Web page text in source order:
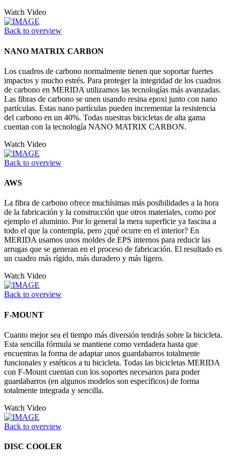
Watch Video
Back to overview
NANO MATRIX CARBON
Los cuadros de carbono normalmente tienen que soportar fuertes
impactos y mucho estrés. Para proteger la integridad de los cuadros
de carbono en MERIDA utilizamos las tecnologías más avanzadas.
Las fibras de carbono se unen usando resina epoxi junto con nano
partículas. Estas nano partículas pueden incrementar la resistencia
del carbono en un 40%. Todas nuestras bicicletas de alta gama
cuentan con la tecnología NANO MATRIX CARBON.
Watch Video
Back to overview
AWS
La fibra de carbono ofrece muchísimas más posibilidades a la hora
de la fabricación y la construcción que otros materiales, como por
ejemplo el aluminio. Por lo general la mera superficie ya fascina a
todo el que la contempla, pero ¿qué ocurre en el interior? En
MERIDA usamos unos moldes de EPS internos para reducir las
arrugas que se generan en el proceso de fabricación. El resultado es
un cuadro más rígido, más duradero y más ligero.
Watch Video
Back to overview
F-MOUNT
Cuanto mejor sea el tiempo más diversión tendrás sobre la bicicleta.
Esta sencilla fórmula se mantiene como verdadera hasta que
encuentras la forma de adaptar unos guardabarros totalmente
funcionales y estéticos a tu bicicleta. Todas las bicicletas MERIDA
con F-Mount cuentan con los soportes necesarios para poder
guardabarros (en algunos modelos son específicos) de forma
totalmente integrada y sencilla.
Watch Video
Back to overview
DISC COOLER